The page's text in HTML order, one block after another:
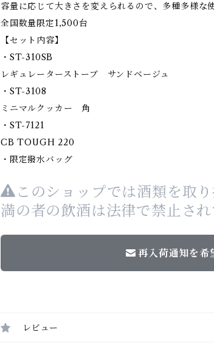
容量に応じて大きさを変えられるので、多種多様な
全国数量限定1,500台
【セット内容】
・ST-310SB
レギュレーターストーブ サンドベージュ
・ST-3108
ミニマルクッカー 角
・ST-7121
CB TOUGH 220
・限定撥水バッグ
このショップでは酒類を取
満の者の飲酒は法律で禁止され
再入荷通知を希
レビュー